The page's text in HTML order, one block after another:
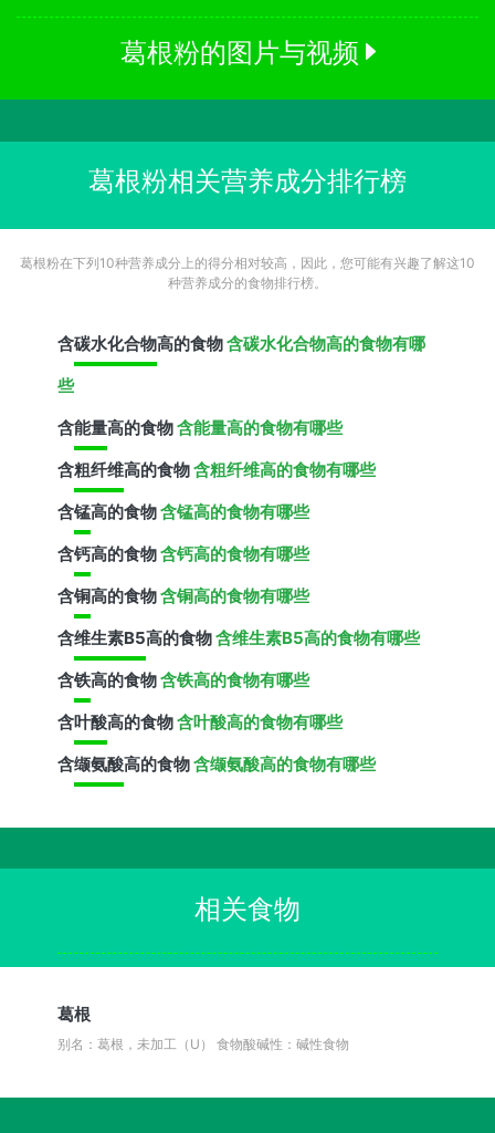
葛根粉的图片与视频
葛根粉相关营养成分排行榜
葛根粉在下列10种营养成分上的得分相对较高，因此，您可能有兴趣了解这10
种营养成分的食物排行榜。
含碳水化合物高的食物含碳水化合物高的食物有哪
些
含能量高的食物含能量高的食物有哪些
含粗纤维高的食物含粗纤维高的食物有哪些
含锰高的食物含锰高的食物有哪些
含钙高的食物含钙高的食物有哪些
含铜高的食物含铜高的食物有哪些
含维生素B5高的食物含维生素B5高的食物有哪些
含铁高的食物含铁高的食物有哪些
含叶酸高的食物含叶酸高的食物有哪些
含缬氨酸高的食物含缬氨酸高的食物有哪些
相关食物
葛根
别名：葛根，未加工（U）食物酸碱性：碱性食物